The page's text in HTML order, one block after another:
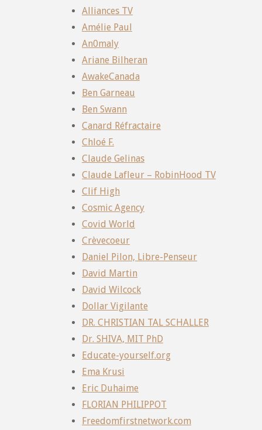
Alliances TV
Amélie Paul
An0maly
Ariane Bilheran
AwakeCanada
Ben Garneau
Ben Swann
Canard Réfractaire
Chloé F.
Claude Gelinas
Claude Lafleur – RobinHood TV
Clif High
Cosmic Agency
Covid World
Crèvecoeur
Daniel Pilon, Libre-Penseur
David Martin
David Wilcock
Dollar Vigilante
DR. CHRISTIAN TAL SCHALLER
Dr. SHIVA, MIT PhD
Educate-yourself.org
Ema Krusi
Eric Duhaime
FLORIAN PHILIPPOT
Freedomfirstnetwork.com